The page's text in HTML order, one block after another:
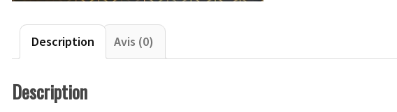
Description Avis (0)
Description